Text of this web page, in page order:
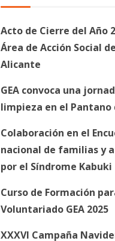
Acto de Cierre del Año
Área de Acción Social
Alicante
GEA convoca una
limpieza en el Pantano
Colaboración en el
nacional de familias y
por el Síndrome Kabuki
Curso de Formación
Voluntariado GEA 2025
XXXVI Campaña